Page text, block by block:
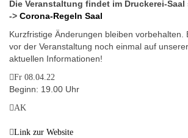
Die Veranstaltung findet im Druckerei-Saal
-> Corona-Regeln Saal
Kurzfristige Änderungen bleiben vorbehalten.
vor der Veranstaltung noch einmal auf
aktuellen Informationen!
Fr 08.04.22
Beginn: 19.00 Uhr
AK
Link zur Website